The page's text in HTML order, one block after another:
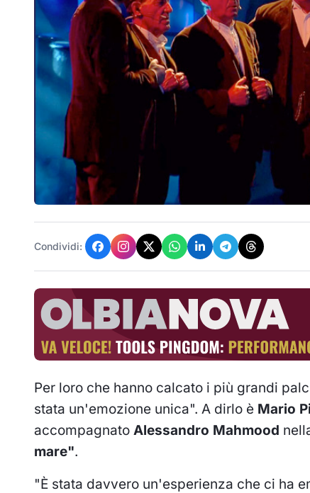
Condividi:
Per loro che hanno calcato i più grandi
stata un'emozione unica". A dirlo è Mario
accompagnato Alessandro Mahmood
mare".
"È stata davvero un'esperienza che ci ha